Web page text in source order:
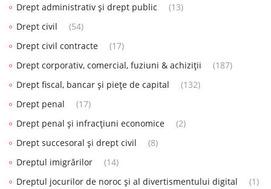
Drept administrativ și drept public
(13)
Drept civil
(54)
Drept civil contracte
(17)
Drept corporativ, comercial, fuziuni & achiziții
(187)
Drept fiscal, bancar și piețe de capital
(132)
Drept penal
(17)
Drept penal și infracțiuni economice
(2)
Drept succesoral și drept civil
(8)
Dreptul imigrărilor
(14)
Dreptul jocurilor de noroc și al divertismentului digital
(1)